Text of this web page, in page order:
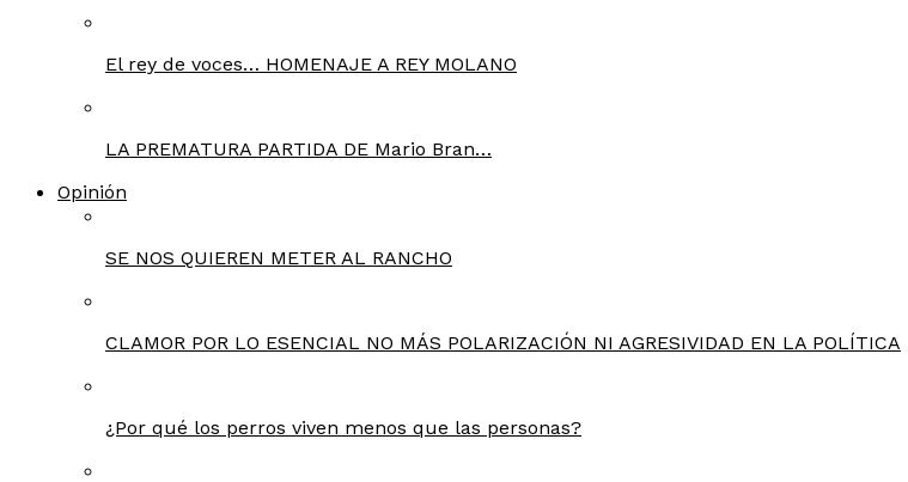
El rey de voces… HOMENAJE A REY MOLANO
LA PREMATURA PARTIDA DE Mario Bran…
Opinión
SE NOS QUIEREN METER AL RANCHO
CLAMOR POR LO ESENCIAL NO MÁS POLARIZACIÓN NI AGRESIVIDAD EN LA POLÍTICA
¿Por qué los perros viven menos que las personas?